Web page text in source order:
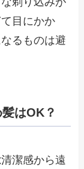
目にかか
るものは避
はOK？
清潔感から遠